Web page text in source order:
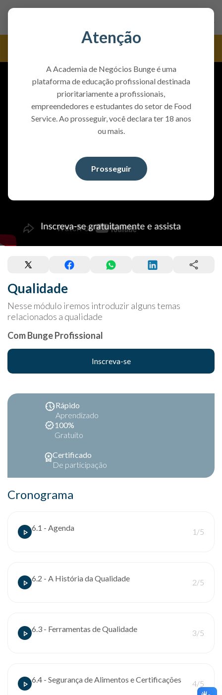
Atenção
A Academia de Negócios Bunge é uma
plataforma de educação profissional destinada
prioritariamente a profissionais,
empreendedores e estudantes do setor de Food
Service. Ao prosseguir, você declara ter 18 anos
ou mais.
Prosseguir
Fritura Profissional
Qualidade
Nesse módulo iremos introduzir alguns temas
relacionados a qualidade
Com Bunge Profissional
Inscreva-se
Rápido
Aprendizado
100%
Gratuito
Certificado
De participação
Cronograma
6.1 - Agenda 1/5
6.2 - A História da Qualidade 2/5
6.3 - Ferramentas de Qualidade 3/5
6.4 - Segurança de Alimentos e Certificações 4/5